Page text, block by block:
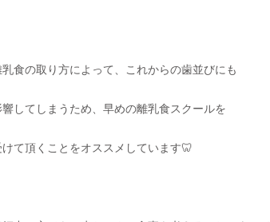
食の取り方によって、これからの歯並びにも
してしまうため、早めの離乳食スクールを
て頂くことをオススメしています🦷